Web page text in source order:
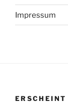
Impressum